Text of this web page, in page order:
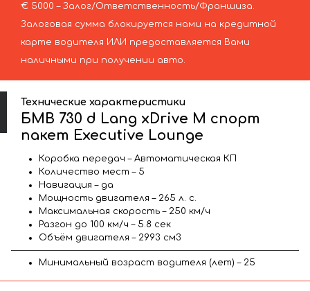
€ 5000 – Залог/Ответственность/Франшиза.
Залоговая сумма блокируется нами на кредитной
карте водителя ИЛИ предоставляется Вами
наличными при получении авто.
Технические характеристики
БМВ 730 d Lang xDrive M спорт
пакет Executive Lounge
Коробка передач – Автоматическая КП
Количество мест – 5
Навигация – да
Мощность двигателя – 265 л. с.
Максимальная скорость – 250 км/ч
Разгон до 100 км/ч – 5.8 сек
Объём двигателя – 2993 см3
Минимальный возраст водителя (лет) – 25